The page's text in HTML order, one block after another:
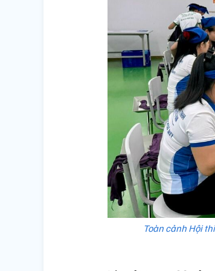
Toàn cảnh Hội